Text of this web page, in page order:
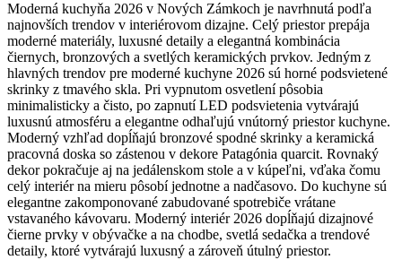
Moderná kuchyňa 2026 v Nových Zámkoch je navrhnutá podľa
najnovších trendov v interiérovom dizajne. Celý priestor prepája
moderné materiály, luxusné detaily a elegantná kombinácia
čiernych, bronzových a svetlých keramických prvkov. Jedným z
hlavných trendov pre moderné kuchyne 2026 sú horné podsvietené
skrinky z tmavého skla. Pri vypnutom osvetlení pôsobia
minimalisticky a čisto, po zapnutí LED podsvietenia vytvárajú
luxusnú atmosféru a elegantne odhaľujú vnútorný priestor kuchyne.
Moderný vzhľad dopĺňajú bronzové spodné skrinky a keramická
pracovná doska so zástenou v dekore Patagónia quarcit. Rovnaký
dekor pokračuje aj na jedálenskom stole a v kúpeľni, vďaka čomu
celý interiér na mieru pôsobí jednotne a nadčasovo. Do kuchyne sú
elegantne zakomponované zabudované spotrebiče vrátane
vstavaného kávovaru. Moderný interiér 2026 dopĺňajú dizajnové
čierne prvky v obývačke a na chodbe, svetlá sedačka a trendové
detaily, ktoré vytvárajú luxusný a zároveň útulný priestor.